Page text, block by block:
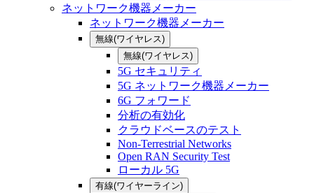
ネットワーク機器メーカー
ネットワーク機器メーカー
無線(ワイヤレス)
無線(ワイヤレス)
5G セキュリティ
5G ネットワーク機器メーカー
6G フォワード
分析の有効化
クラウドベースのテスト
Non-Terrestrial Networks
Open RAN Security Test
ローカル 5G
有線(ワイヤーライン)